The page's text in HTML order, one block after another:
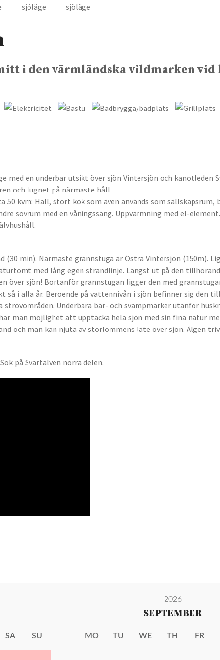
i den värmländska vildmarken vid
en underbar utsikt över sjön Vintersjön och kanotleden
och lugnet på närmaste håll.
kvm: Hall, stort kök som även används som sällskapsrum,
sovrum med en våningssäng. Uppvärmning med el-
min). Närmaste grannstuga är Östra Vintersjön (150m).
med lång egen strandlinje. Längst ut på den
över sjön! Bortanför grannstugan ligger den med
så i alla år. Beroende på vattennivån i sjön befinner sig den
Underbara bär- och svampmarker utanför
man möjlighet att upptäcka hela sjön med sin fina natur
och man kan njuta av storlommens läte över sjön. Älgen
på Svartälven norra delen.
SA SU
2026
SEPTEMBER
MO TU WE TH FR